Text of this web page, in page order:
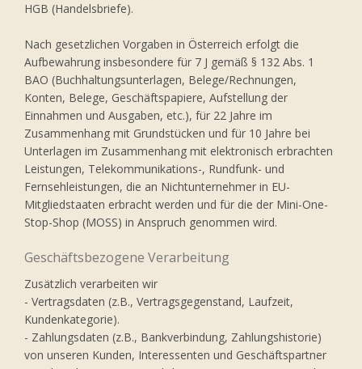
HGB (Handelsbriefe).
Nach gesetzlichen Vorgaben in Österreich erfolgt die
Aufbewahrung insbesondere für 7 J gemäß § 132 Abs. 1
BAO (Buchhaltungsunterlagen, Belege/Rechnungen,
Konten, Belege, Geschäftspapiere, Aufstellung der
Einnahmen und Ausgaben, etc.), für 22 Jahre im
Zusammenhang mit Grundstücken und für 10 Jahre bei
Unterlagen im Zusammenhang mit elektronisch erbrachten
Leistungen, Telekommunikations-, Rundfunk- und
Fernsehleistungen, die an Nichtunternehmer in EU-
Mitgliedstaaten erbracht werden und für die der Mini-One-
Stop-Shop (MOSS) in Anspruch genommen wird.
Geschäftsbezogene Verarbeitung
Zusätzlich verarbeiten wir
- Vertragsdaten (z.B., Vertragsgegenstand, Laufzeit,
Kundenkategorie).
- Zahlungsdaten (z.B., Bankverbindung, Zahlungshistorie)
von unseren Kunden, Interessenten und Geschäftspartner